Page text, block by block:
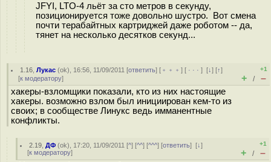
JFYI, LTO-4 льёт за сто метров в секунду,
позиционируется тоже довольно шустро. Вот смена
почти терабайтных картриджей даже роботом -- да,
тянет на несколько десятков секунд...
1.16 ,Лукас (ok), 16:56, 11/09/2011 [ответить] [ ﹢﹢﹢] [ · · ·][↓] [↑]
[к модератору]
+1
+ / –
хакеры-взломщики показали, кто из них настоящие
хакеры. возможно взлом был инициирован кем-то из
своих; в сообществе Линукс ведь имманентные
конфликты.
2.19 ,ДФ (ok), 17:20, 11/09/2011 [^] [^^] [^^^] [ответить][↓]
[к модератору]
+1
+ / –